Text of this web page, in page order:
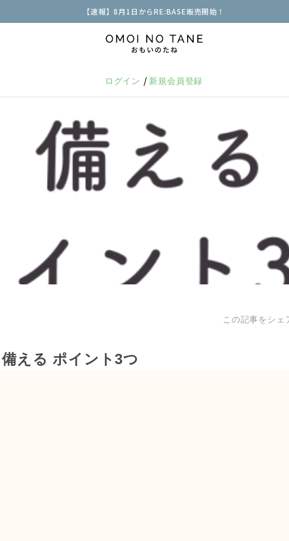
【速報】8月1日からRE:BASE販売開始！
ログイン / 新規会員登録
この記事をシェ
える ポイント3つ